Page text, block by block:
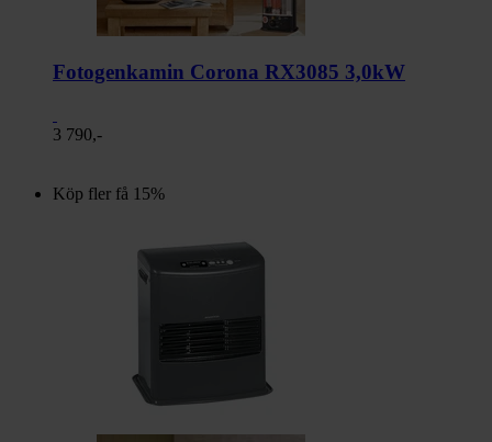
Fotogenkamin Corona RX3085 3,0kW
3 790,-
Köp fler få 15%